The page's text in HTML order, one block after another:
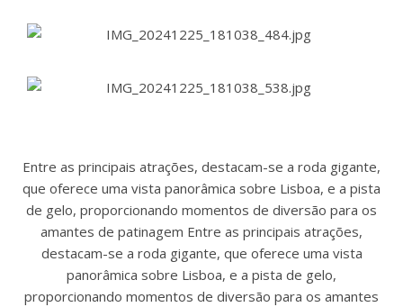
Entre as principais atrações, destacam-se a roda gigante,
que oferece uma vista panorâmica sobre Lisboa, e a pista
de gelo, proporcionando momentos de diversão para os
amantes de patinagem Entre as principais atrações,
destacam-se a roda gigante, que oferece uma vista
panorâmica sobre Lisboa, e a pista de gelo,
proporcionando momentos de diversão para os amantes